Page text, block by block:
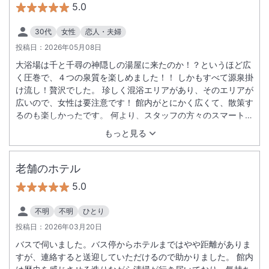
5.0
30代 女性
恋人・夫婦
投稿日： 2026年05月08日
もっと見る
大浴場は千と千尋の神隠しの湯屋に来たのか！？というほど広
く圧巻で、４つの泉質を楽しめました！！ しかもすべて源泉掛
け流し！贅沢でした。 珍しく混浴エリアがあり、そのエリアが
広いので、女性は要注意です！ 館内がとにかく広くて、散策す
るのも楽しかったです。 何より、スタッフの方々のスマートな
のに親身な接客が素晴らしく、高級旅館にいるなぁと実感しま
ます！
老舗のホテル
5.0
不明 不明
ひとり
投稿日： 2026年03月20日
バスで伺いました。バス停からホテルまではやや距離がありま
すが、連絡すると送迎していただけるので助かりました。 館内